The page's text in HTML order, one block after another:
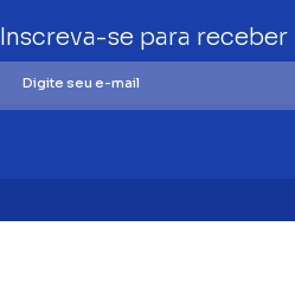
Inscreva-se para receber